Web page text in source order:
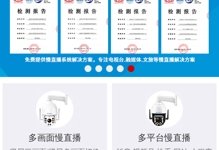
多画面慢直播 多平台慢直播